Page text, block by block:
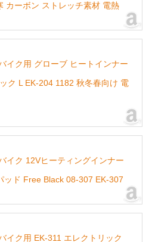
カーボン ストレッチ素材 電熱
イク用 グローブ ヒートインナー
ク L EK-204 1182 秋冬春向け 電
イク 12Vヒーティングインナー
ッド Free Black 08-307 EK-307
イク用 EK-311 エレクトリック